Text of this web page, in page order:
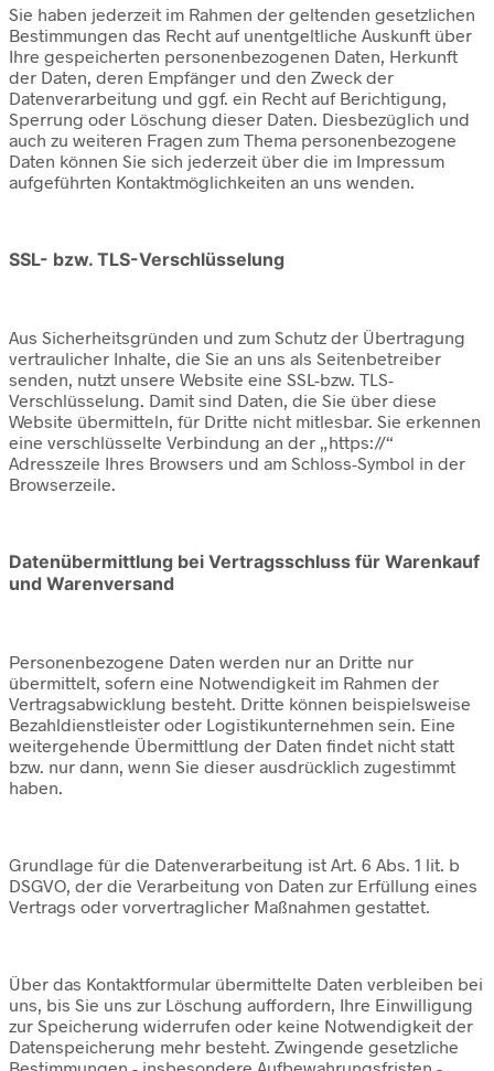
Sie haben jederzeit im Rahmen der geltenden gesetzlichen
Bestimmungen das Recht auf unentgeltliche Auskunft über
Ihre gespeicherten personenbezogenen Daten, Herkunft
der Daten, deren Empfänger und den Zweck der
Datenverarbeitung und ggf. ein Recht auf Berichtigung,
Sperrung oder Löschung dieser Daten. Diesbezüglich und
auch zu weiteren Fragen zum Thema personenbezogene
Daten können Sie sich jederzeit über die im Impressum
aufgeführten Kontaktmöglichkeiten an uns wenden.
SSL- bzw. TLS-Verschlüsselung
Aus Sicherheitsgründen und zum Schutz der Übertragung
vertraulicher Inhalte, die Sie an uns als Seitenbetreiber
senden, nutzt unsere Website eine SSL-bzw. TLS-
Verschlüsselung. Damit sind Daten, die Sie über diese
Website übermitteln, für Dritte nicht mitlesbar. Sie erkennen
eine verschlüsselte Verbindung an der „https://“
Adresszeile Ihres Browsers und am Schloss-Symbol in der
Browserzeile.
Datenübermittlung bei Vertragsschluss für Warenkauf
und Warenversand
Personenbezogene Daten werden nur an Dritte nur
übermittelt, sofern eine Notwendigkeit im Rahmen der
Vertragsabwicklung besteht. Dritte können beispielsweise
Bezahldienstleister oder Logistikunternehmen sein. Eine
weitergehende Übermittlung der Daten findet nicht statt
bzw. nur dann, wenn Sie dieser ausdrücklich zugestimmt
haben.
Grundlage für die Datenverarbeitung ist Art. 6 Abs. 1 lit. b
DSGVO, der die Verarbeitung von Daten zur Erfüllung eines
Vertrags oder vorvertraglicher Maßnahmen gestattet.
Über das Kontaktformular übermittelte Daten verbleiben bei
uns, bis Sie uns zur Löschung auffordern, Ihre Einwilligung
zur Speicherung widerrufen oder keine Notwendigkeit der
Datenspeicherung mehr besteht. Zwingende gesetzliche